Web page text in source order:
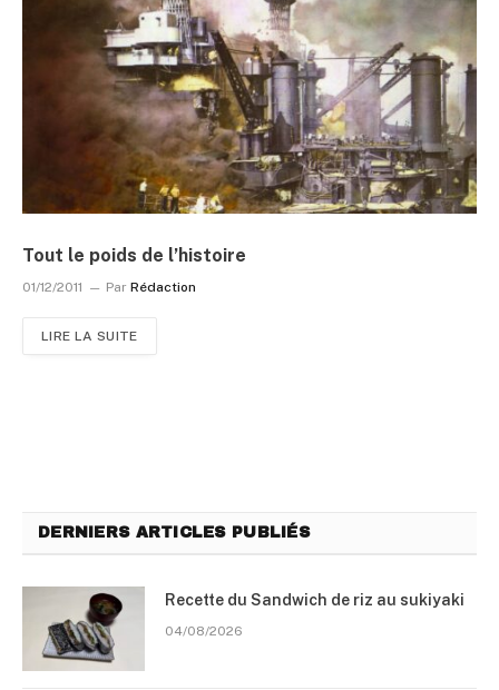
Tout le poids de l’histoire
01/12/2011 Par Rédaction
LIRE LA SUITE
DERNIERS ARTICLES PUBLIÉS
Recette du Sandwich de riz au sukiyaki
04/08/2026